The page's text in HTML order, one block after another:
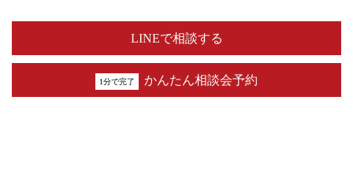
LINEで相談する
1分で完了 かんたん相談会予約